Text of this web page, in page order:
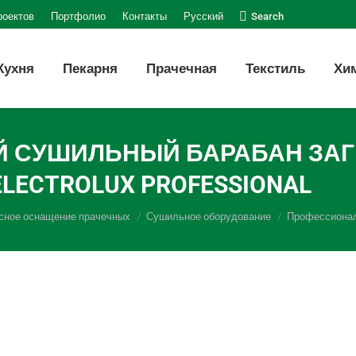
Портфолио Контакты Русский Поиск:
Search
Пекарня Прачечная Текстиль
БАРАБАН
PROFESSIONAL
оснащение прачечных Сушильное оборудование